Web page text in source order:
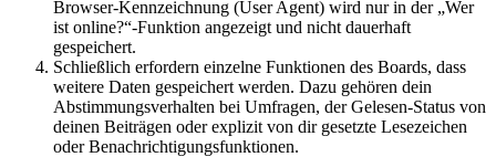
Browser-Kennzeichnung (User Agent) wird nur in der „Wer
ist online?“-Funktion angezeigt und nicht dauerhaft
gespeichert.
Schließlich erfordern einzelne Funktionen des Boards, dass
weitere Daten gespeichert werden. Dazu gehören dein
Abstimmungsverhalten bei Umfragen, der Gelesen-Status von
deinen Beiträgen oder explizit von dir gesetzte Lesezeichen
oder Benachrichtigungsfunktionen.